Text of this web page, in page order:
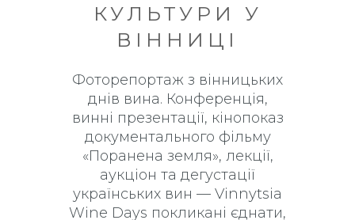
КУЛЬТУРИ У
ВІННИЦІ
Фоторепортаж з вінницьких
днів вина. Конференція,
винні презентації, кінопоказ
документального фільму
«Поранена земля», лекції,
аукціон та дегустації
українських вин — Vinnytsia
Wine Days покликані єднати,